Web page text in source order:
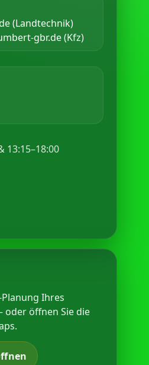
(Landtechnik)
gbr.de (Kfz)
13:15–18:00
Ihres
oder öffnen Sie die